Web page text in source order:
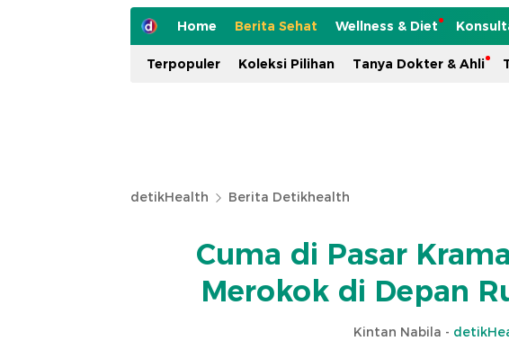
Home Berita Sehat Wellness & Diet
Terpopuler Koleksi Pilihan Tanya Dokter & Ahli
detikHealth Berita Detikhealth
Cuma di Pasar
Merokok di Depan
Kintan Nabila -